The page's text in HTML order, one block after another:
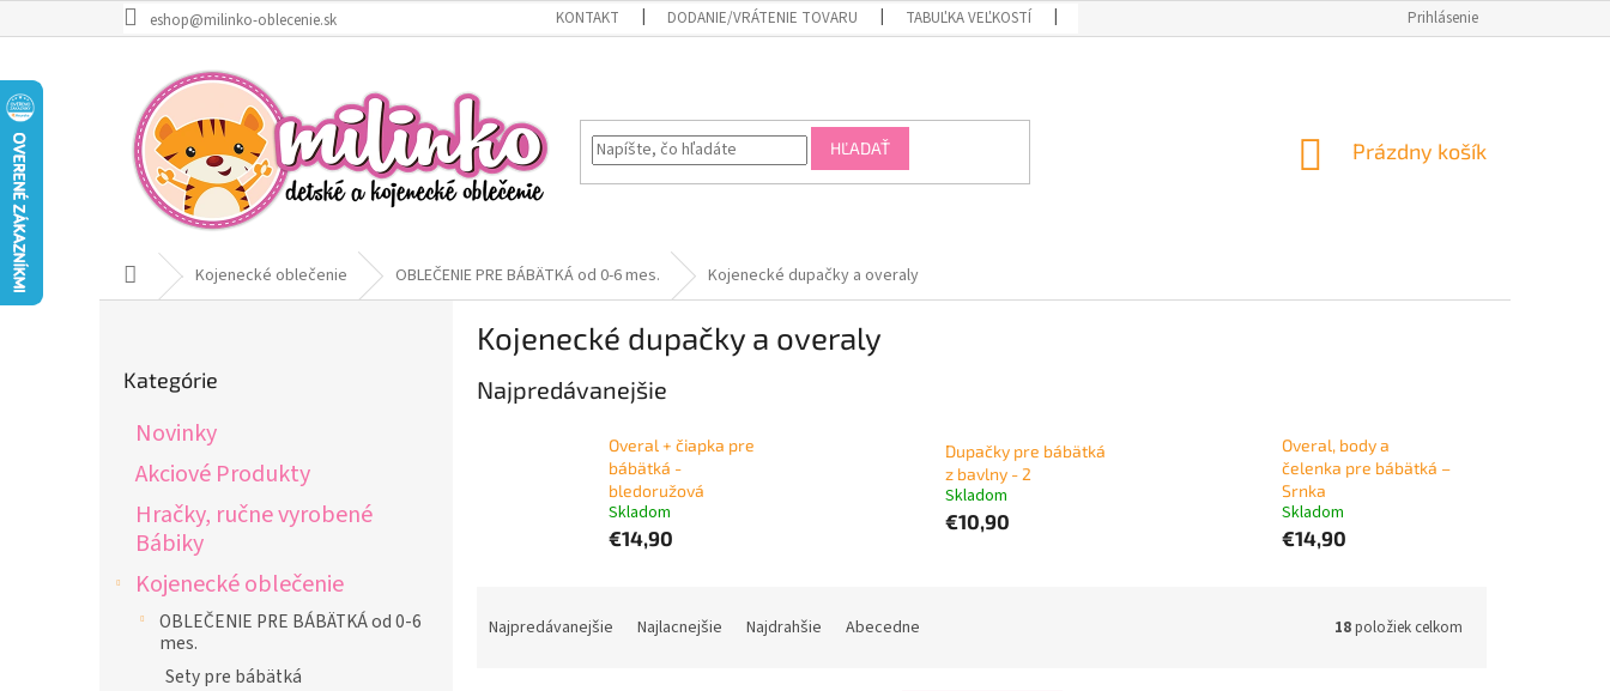
na
eshop@milinko-oblecenie.sk KONTAKT DODANIE/VRÁTENIE TOVARU TABUĽKA VEĽKOSTÍ NAPÍSALI O NÁS
Prihlásenie
HĽADAŤ
NÁKUPNÝ
Prázdny košík
DomovKojenecké oblečenie OBLEČENIE PRE BÁBÄTKÁ od 0-6 mes. Kojenecké dupačky a overaly
kategórie
Kategórie
Novinky
Akciové Produkty
Hračky, ručne vyrobené
Bábiky
Kojenecké oblečenie
OBLEČENIE PRE BÁBÄTKÁ od 0-6
mes.
Sety pre bábätká
Kojenecké dupačky a overaly
Najpredávanejšie
Overal + čiapka pre
bábätká -
bledoružová
Skladom
€14,90
Dupačky pre bábätká
z bavlny - 2
Skladom
€10,90
Overal, body a
čelenka pre bábätká –
Srnka
Skladom
€14,90
Najpredávanejšie Najlacnejšie Najdrahšie Abecedne 18položiek celkom